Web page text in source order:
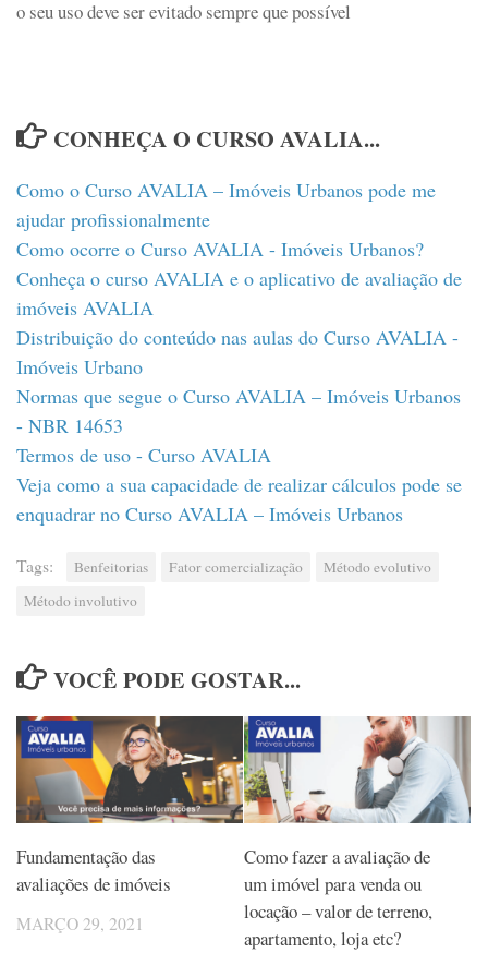
o seu uso deve ser evitado sempre que possível
CONHEÇA O CURSO AVALIA...
Como o Curso AVALIA – Imóveis Urbanos pode me
ajudar profissionalmente
Como ocorre o Curso AVALIA - Imóveis Urbanos?
Conheça o curso AVALIA e o aplicativo de avaliação de
imóveis AVALIA
Distribuição do conteúdo nas aulas do Curso AVALIA -
Imóveis Urbano
Normas que segue o Curso AVALIA – Imóveis Urbanos
- NBR 14653
Termos de uso - Curso AVALIA
Veja como a sua capacidade de realizar cálculos pode se
enquadrar no Curso AVALIA – Imóveis Urbanos
Tags: Benfeitorias Fator comercialização
Método evolutivo
Método involutivo
VOCÊ PODE GOSTAR...
Fundamentação das
avaliações de imóveis
MARÇO 29, 2021
Como fazer a avaliação de
um imóvel para venda ou
locação – valor de terreno,
apartamento, loja etc?